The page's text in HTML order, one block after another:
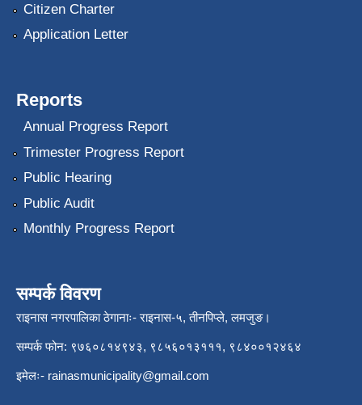
Citizen Charter
Application Letter
Reports
Annual Progress Report
Trimester Progress Report
Public Hearing
Public Audit
Monthly Progress Report
सम्पर्क विवरण
राइनास नगरपालिका ठेगानाः- राइनास-५, तीनपिप्ले, लमजुङ।
सम्पर्क फोन: ९७६०८१४९४३, ९८५६०१३१११, ९८४००१२४६४
इमेलः- rainasmunicipality@gmail.com